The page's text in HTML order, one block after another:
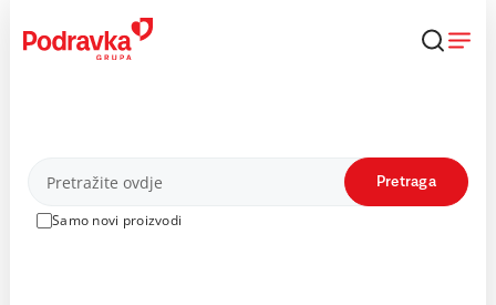
content
Proizvodi
Samo novi proizvodi
Pretraga